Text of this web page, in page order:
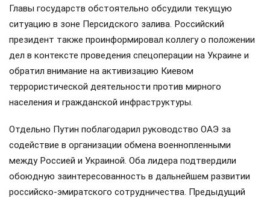
Главы государств обстоятельно обсудили текущую
ситуацию в зоне Персидского залива. Российский
президент также проинформировал коллегу о положении
дел в контексте проведения спецоперации на Украине и
обратил внимание на активизацию Киевом
террористической деятельности против мирного
населения и гражданской инфраструктуры.
Отдельно Путин поблагодарил руководство ОАЭ за
содействие в организации обмена военнопленными
между Россией и Украиной. Оба лидера подтвердили
обоюдную заинтересованность в дальнейшем развитии
российско-эмиратского сотрудничества. Предыдущий